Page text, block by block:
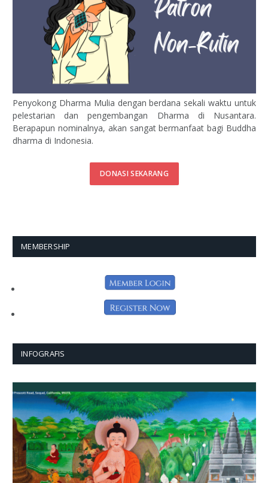
Penyokong Dharma Mulia dengan berdana sekali waktu untuk
pelestarian dan pengembangan Dharma di Nusantara.
Berapapun nominalnya, akan sangat bermanfaat bagi Buddha
dharma di Indonesia.
DONASI SEKARANG
MEMBERSHIP
INFOGRAFIS